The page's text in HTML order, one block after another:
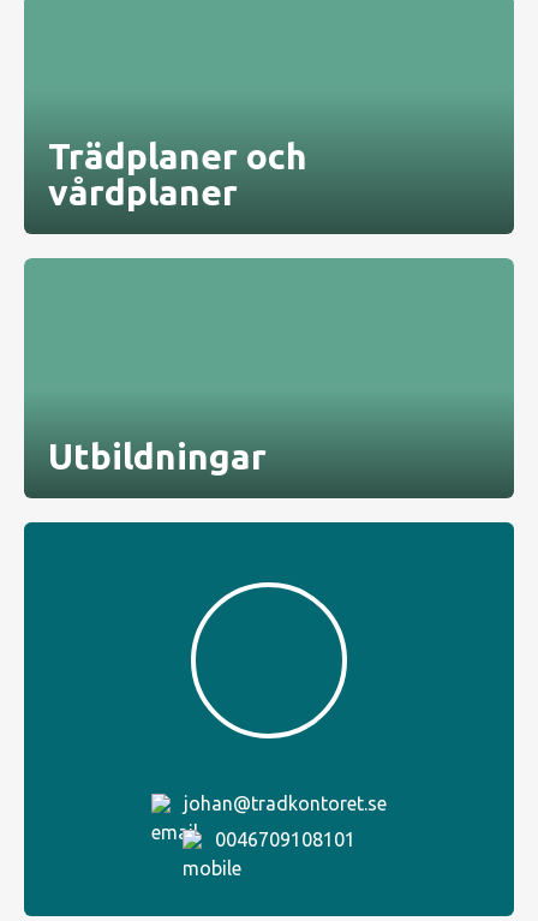
Trädplaner och
vårdplaner
Utbildningar
johan@tradkontoret.se
0046709108101